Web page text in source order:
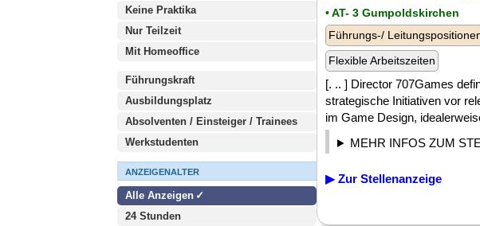
Keine Praktika
Nur Teilzeit
Mit Homeoffice
Führungskraft
Ausbildungsplatz
Absolventen / Einsteiger / Trainees
Werkstudenten
ANZEIGENALTER
Alle Anzeigen
24 Stunden
• AT- 3 Gumpoldskirchen
Führungs-/
Flexible Arbeitszeiten
[. .. ] Director 707Games
strategische Initiativen vor
im Game Design,
MEHR INFOS ZUM
▶ Zur Stellenanzeige